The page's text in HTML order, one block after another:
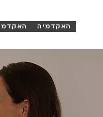
האקדמיה